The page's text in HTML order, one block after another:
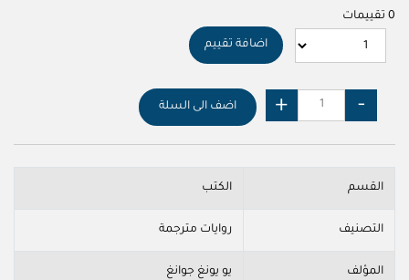
0 تقييمات
اضافة تقييم
اضف الى السلة
القسم الكتب
التصنيف روايات مترجمة
المؤلف يو يونغ جوانغ